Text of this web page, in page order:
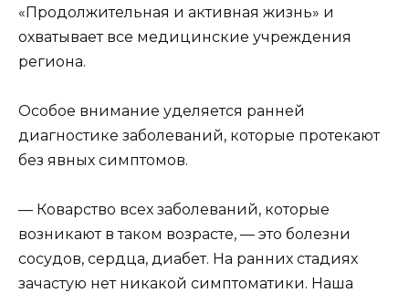
«Продолжительная и активная жизнь» и
охватывает все медицинские учреждения
региона.
Особое внимание уделяется ранней
диагностике заболеваний, которые протекают
без явных симптомов.
— Коварство всех заболеваний, которые
возникают в таком возрасте, — это болезни
сосудов, сердца, диабет. На ранних стадиях
зачастую нет никакой симптоматики. Наша